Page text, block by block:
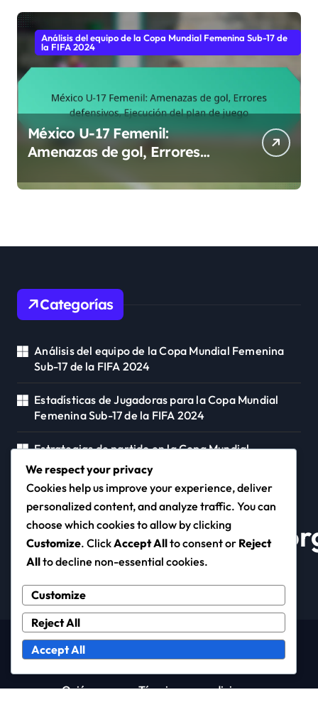
Análisis del equipo de la Copa Mundial Femenina Sub-17 de
la FIFA 2024
México U-17 Femenil:
Amenazas de gol, Errores
de juego
Categorías
Análisis del equipo de la Copa Mundial Femenina
Sub-17 de la FIFA 2024
Estadísticas de Jugadoras para la Copa Mundial
Femenina Sub-17 de la FIFA 2024
Estrategias de partido en la Copa Mundial
Femenina Sub-17 de la FIFA 2024
Copyright © All rights reserved
by
Themeansar.
Quiénes somosTérminos y condiciones
We respect your privacy
Cookies help us improve your experience, deliver
personalized content, and analyze traffic. You can
choose which cookies to allow by clicking
Customize. ClickAccept Allto consent or Reject
Allto decline non-essential cookies.
Customize
Reject All
Accept All